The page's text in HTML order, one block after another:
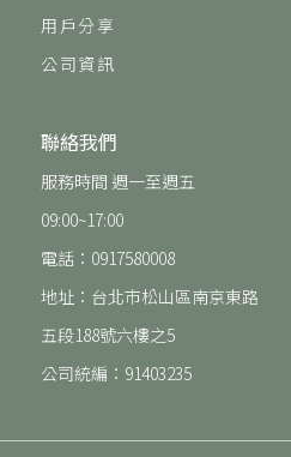
用戶分享
公司資訊
聯絡我們
服務時間 週一至週五
09:00~17:00
電話：0917580008
地址：台北市松山區南京東路
五段188號六樓之5
公司統編：91403235